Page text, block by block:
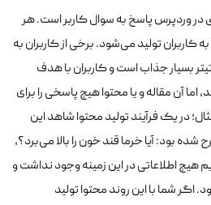
در وردپرس پاسخ به سوال کاربر است. هر
کاربران تولید می‌شود. برخی از کاربران به
بسیار جذاب است و کاربران با هدف
آن مقاله و یا محتوا هیچ پاسخی را برای
در یک فرآیند تولید محتوا شاهد این
بود: آیا خرما قند خون را بالا می‌برد؟،
هیچ اطلاعاتی در این زمینه وجود نداشت و
اگر شما با این روند محتوا تولید